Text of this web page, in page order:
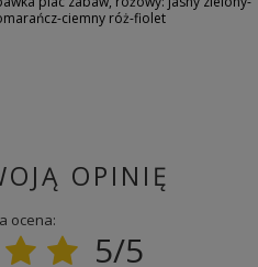
ciemny róż-fiolet
OPINIĘ
ocena:
5/5